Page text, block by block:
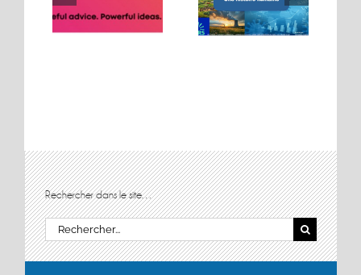
Rechercher dans le site…
Rechercher: